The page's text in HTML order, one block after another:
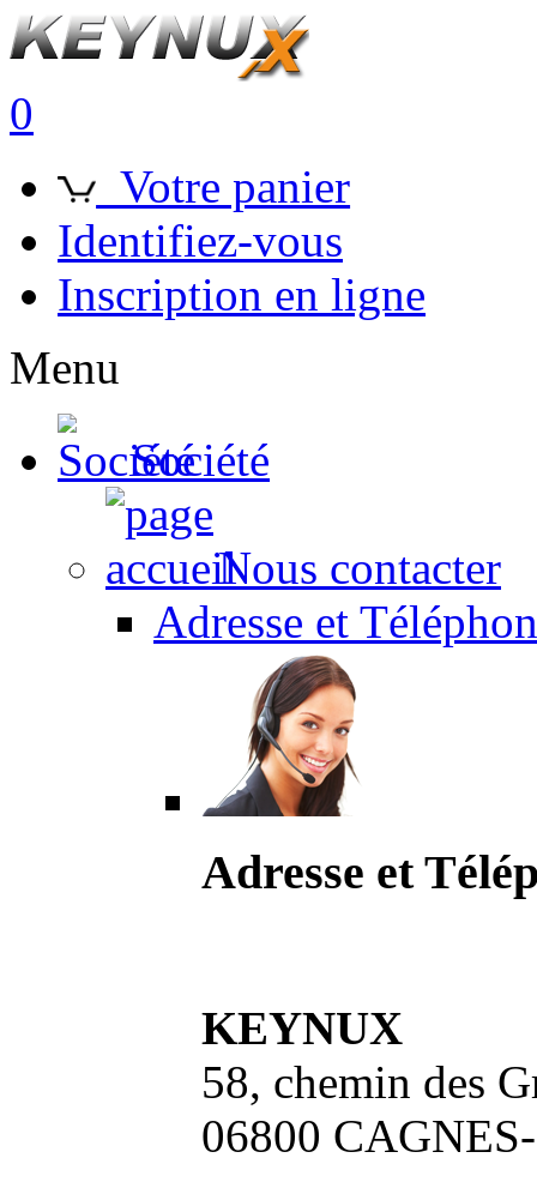
0
Votre panier
Identifiez-vous
Inscription en ligne
Menu
Société
Nous contacter
Adresse et
Adresse et
KEYNUX
58, chemin des
06800